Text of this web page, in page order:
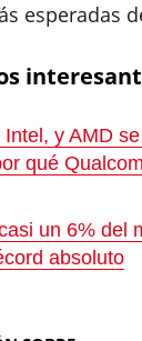
esperadas
Intel, y AMD
qué
un 6% del
absoluto